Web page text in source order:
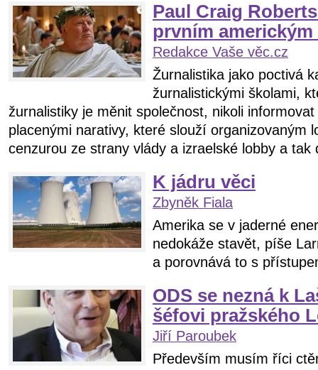
Paul Craig
prvním americkým
Redakce Vaše věc.cz
Žurnalistika jako poctivá
žurnalistickými školami,
žurnalistiky je měnit společnost, nikoli
placenými narativy, které slouží organizovaným
cenzurou ze strany vlády a izraelské lobby a tak
K jádru věci
Zbyněk Fiala
Amerika se v jaderné
nedokáže stavět, píše
a porovnává to s
ODS se nezná k
šéfovi pražského
Jiří Paroubek
Především musím říci